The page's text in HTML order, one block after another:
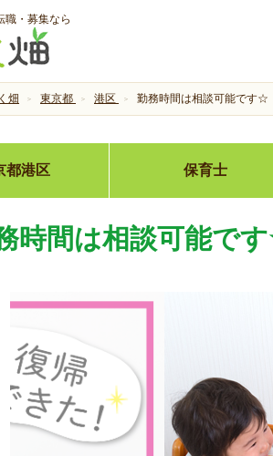
職・募集なら
畑 東京都 港区 勤務時間は相談可能です☆
都港区 保育士
時間は相談可能で